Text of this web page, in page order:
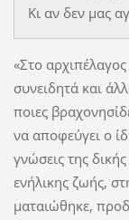
Κι αν δεν μας
«Στο
συνειδητά και
ποιες
να αποφεύγει ο
γνώσεις της
ενήλικης ζωής,
ματαιώθηκε,